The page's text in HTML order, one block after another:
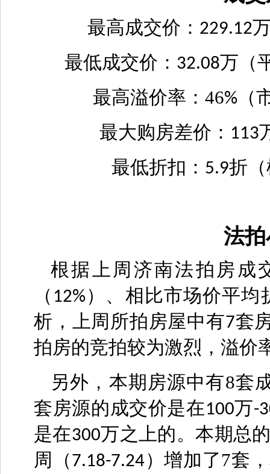
最高成交价： 229.12
最低成交价： 32.08万（
最高溢价率：46% （
最大购房差价： 113
最低折扣： 5.9折（
法
根据上周济南法拍房成
（ 12%）、相比市场价平均
析，上周所拍房屋中有7套
拍房的竞拍较为激烈，溢价
另外，本期房源中有8套
套房源的成交价是在100万-
是在300万之上的。本期总
周（7.18-7.24）增加了7套